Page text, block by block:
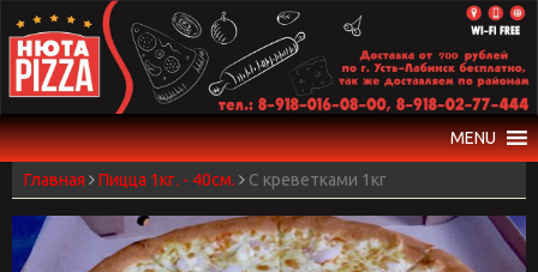
to
content
MENU
Главная Пицца 1кг. - 40см. С креветками 1кг